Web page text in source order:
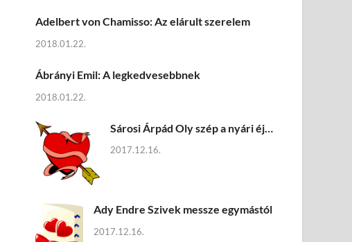
Adelbert von Chamisso: Az elárult szerelem
2018.01.22.
Ábrányi Emil: A legkedvesebbnek
2018.01.22.
Sárosi Árpád Oly szép a nyári éj…
2017.12.16.
Ady Endre Szivek messze egymástól
2017.12.16.